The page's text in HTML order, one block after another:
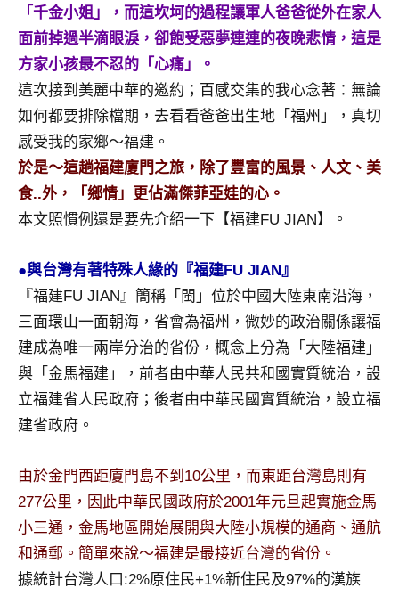
遊
書
者、
各
發
表
會
活
動
持、
學
企
業
講
座、
部
落
及
旅
遊
雜
誌
專
「千金小姐」，而這坎坷的過程讓軍人爸爸從外在家人
面前掉過半滴眼淚，卻飽受惡夢連連的夜晚悲情，這是
方家小孩最不忍的「心痛」。
這次接到美麗中華的邀約；百感交集的我心念著：無論
如何都要排除檔期，去看看爸爸出生地「福州」，真切
感受我的家鄉～福建。
於是～這趟福建廈門之旅，除了豐富的風景、人文、美
食..外，「鄉情」更佔滿傑菲亞娃的心。
本文照慣例還是要先介紹一下【福建FU JIAN】。
●與台灣有著特殊人緣的『福建FU JIAN』
『福建FU JIAN』簡稱「閩」位於中國大陸東南沿海，
三面環山一面朝海，省會為福州，微妙的政治關係讓福
建成為唯一兩岸分治的省份，概念上分為「大陸福建」
與「金馬福建」，前者由中華人民共和國實質統治，設
立福建省人民政府；後者由中華民國實質統治，設立福
建省政府。
由於金門西距廈門島不到10公里，而東距台灣島則有
277公里，因此中華民國政府於2001年元旦起實施金馬
小三通，金馬地區開始展開與大陸小規模的通商、通航
和通郵。簡單來說～福建是最接近台灣的省份。
據統計台灣人口:2%原住民+1%新住民及97%的漢族